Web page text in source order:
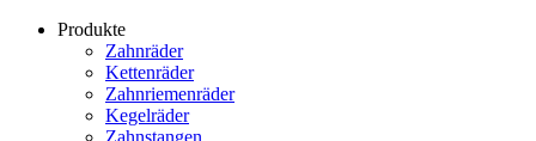
Produkte
Zahnräder
Kettenräder
Zahnriemenräder
Kegelräder
Zahnstangen